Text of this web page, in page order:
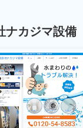
ナカジマ設備